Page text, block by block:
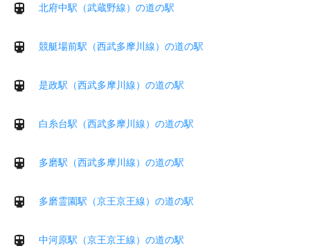
北府中駅（武蔵野線）の道の駅
競艇場前駅（西武多摩川線）の道の駅
是政駅（西武多摩川線）の道の駅
白糸台駅（西武多摩川線）の道の駅
多磨駅（西武多摩川線）の道の駅
多磨霊園駅（京王京王線）の道の駅
中河原駅（京王京王線）の道の駅